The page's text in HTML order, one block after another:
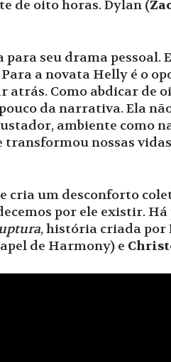
de oito horas. Dylan (
seu drama pessoal.
a novata Helly é o
Como abdicar de
da narrativa. Ela
ambiente como
nossas
cria um desconforto
por ele existir. Há
, história criada por
de Harmony) e